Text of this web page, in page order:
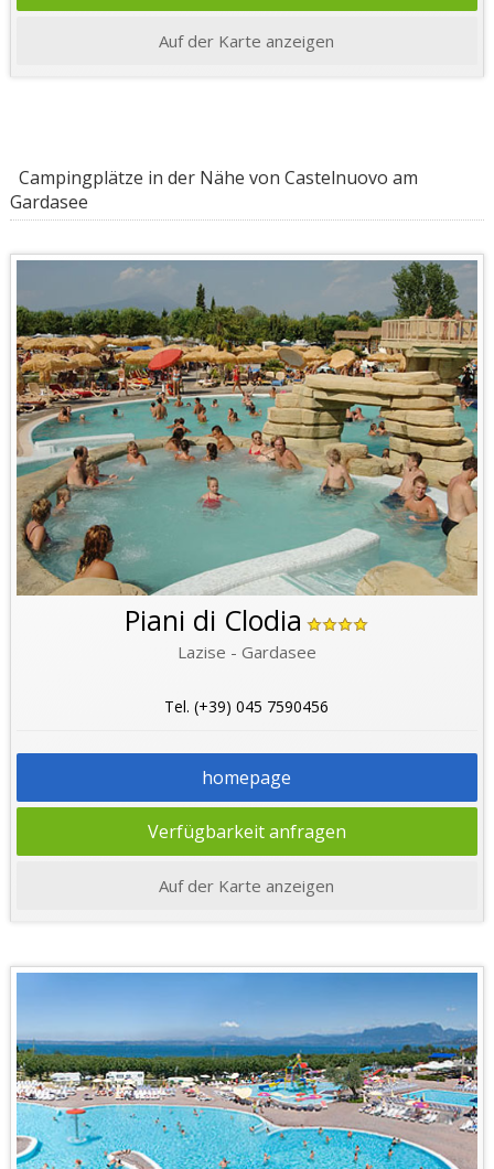
Auf der Karte anzeigen
Campingplätze in der Nähe von Castelnuovo am
Gardasee
Piani di Clodia
Lazise - Gardasee
Tel. (+39) 045 7590456
homepage
Verfügbarkeit anfragen
Auf der Karte anzeigen